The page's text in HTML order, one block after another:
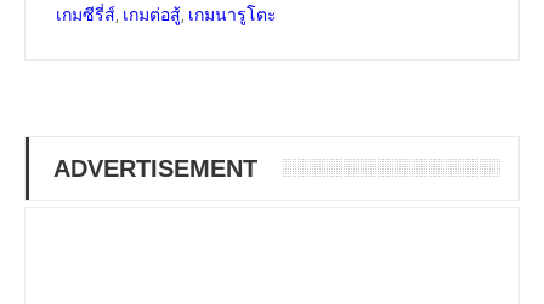
เกมซีรี่ส์, เกมต่อสู้, เกมนารูโตะ
ADVERTISEMENT